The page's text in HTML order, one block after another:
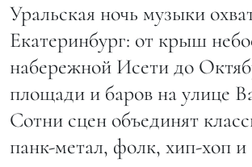
Уральская ночь музыки
Екатеринбург: от крыш
набережной Исети до
площади и баров на улице
Сотни сцен объединят
панк-метал, фолк, хип-хоп и